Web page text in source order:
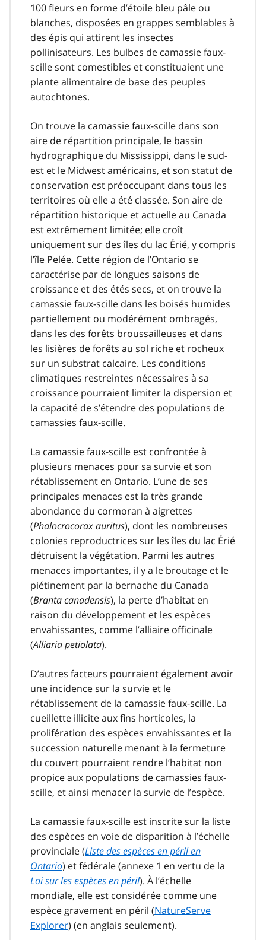
100 fleurs en forme d’étoile bleu pâle ou
blanches, disposées en grappes semblables à
des épis qui attirent les insectes
pollinisateurs. Les bulbes de camassie faux-
scille sont comestibles et constituaient une
plante alimentaire de base des peuples
autochtones.
On trouve la camassie faux-scille dans son
aire de répartition principale, le bassin
hydrographique du Mississippi, dans le sud-
est et le Midwest américains, et son statut de
conservation est préoccupant dans tous les
territoires où elle a été classée. Son aire de
répartition historique et actuelle au Canada
est extrêmement limitée; elle croît
uniquement sur des îles du lac Érié, y compris
l’île Pelée. Cette région de l’Ontario se
caractérise par de longues saisons de
croissance et des étés secs, et on trouve la
camassie faux-scille dans les boisés humides
partiellement ou modérément ombragés,
dans les des forêts broussailleuses et dans
les lisières de forêts au sol riche et rocheux
sur un substrat calcaire. Les conditions
climatiques restreintes nécessaires à sa
croissance pourraient limiter la dispersion et
la capacité de s’étendre des populations de
camassies faux-scille.
La camassie faux-scille est confrontée à
plusieurs menaces pour sa survie et son
rétablissement en Ontario. L’une de ses
principales menaces est la très grande
abondance du cormoran à aigrettes
(Phalocrocorax auritus), dont les nombreuses
colonies reproductrices sur les îles du lac Érié
détruisent la végétation. Parmi les autres
menaces importantes, il y a le broutage et le
piétinement par la bernache du Canada
(Branta canadensis), la perte d’habitat en
raison du développement et les espèces
envahissantes, comme l’alliaire officinale
(Alliaria petiolata).
D’autres facteurs pourraient également avoir
une incidence sur la survie et le
rétablissement de la camassie faux-scille. La
cueillette illicite aux fins horticoles, la
prolifération des espèces envahissantes et la
succession naturelle menant à la fermeture
du couvert pourraient rendre l’habitat non
propice aux populations de camassies faux-
scille, et ainsi menacer la survie de l’espèce.
La camassie faux-scille est inscrite sur la liste
des espèces en voie de disparition à l’échelle
provinciale (Liste des espèces en péril en
Ontario) et fédérale (annexe 1 en vertu de la
Loi sur les espèces en péril). À l’échelle
mondiale, elle est considérée comme une
espèce gravement en péril (NatureServe
Explorer) (en anglais seulement).